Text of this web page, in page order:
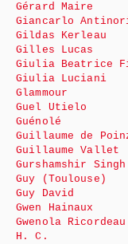
Gérard Maire
Giancarlo
Gildas Kerleau
Gilles Lucas
Giulia Beatrice
Giulia Luciani
Glammour
Guel Utielo
Guénolé
Guillaume de
Guillaume Vallet
Gurshamshir Singh
Guy (Toulouse)
Guy David
Gwen Hainaux
Gwenola Ricordeau
H. C.